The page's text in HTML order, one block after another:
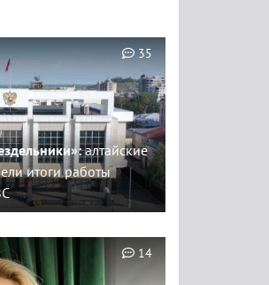
алтайские
итоги работы
35
14